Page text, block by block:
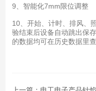
9、智能化7mm限位调整
10、开始、计时、排风、
验结束后设备自动跳出保
的数据均可在历史数据里